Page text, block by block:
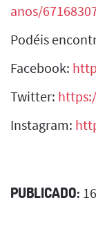
anos/
Podéis
Facebook:
Twitter:
Instagram:
PUBLICADO: